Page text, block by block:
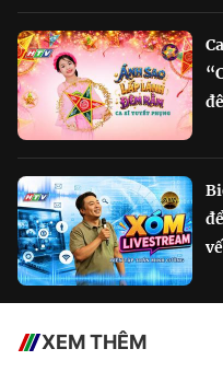
XEM THÊM